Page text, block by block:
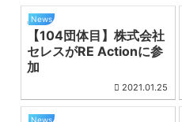
News
【104団体目】株式会社
セレスがRE Actionに参
加
2021.01.25
News